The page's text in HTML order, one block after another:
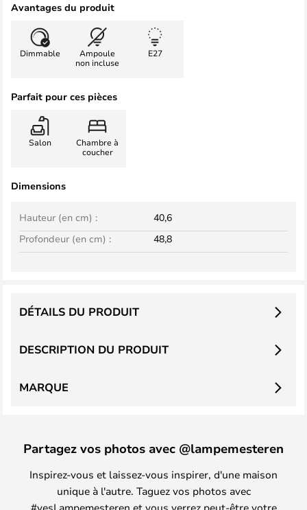
Avantages du produit
Dimmable
Ampoule
non incluse
E27
Parfait pour ces pièces
Salon
Chambre à
coucher
Dimensions
Hauteur (en cm) :
40,6
Profondeur (en cm) :
48,8
DESCRIPTION DU PRODUIT
DÉTAILS DU PRODUIT
MARQUE
Partagez vos photos avec @lampemesteren
Inspirez-vous et laissez-vous inspirer, d'une maison
unique à l'autre. Taguez vos photos avec
#yesLampemesteren et vous verrez peut-être votre